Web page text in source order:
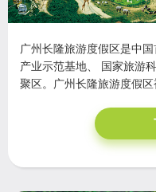
广州长隆旅游度假区是中
产业示范基地、 国家旅游
聚区。广州长隆旅游度假
位居国际主题景区前列, 成
验健康文化生活的首选之